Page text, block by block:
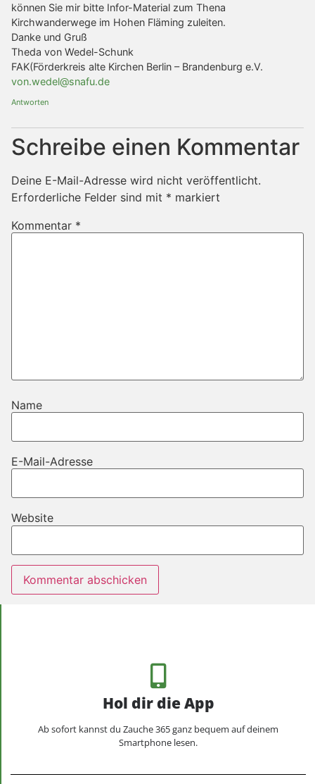
können Sie mir bitte Infor-Material zum Thena
Kirchwanderwege im Hohen Fläming zuleiten.
Danke und Gruß
Theda von Wedel-Schunk
FAK(Förderkreis alte Kirchen Berlin – Brandenburg e.V.
von.wedel@snafu.de
Antworten
Schreibe einen Kommentar
Deine E-Mail-Adresse wird nicht veröffentlicht.
Erforderliche Felder sind mit * markiert
Kommentar *
Name
E-Mail-Adresse
Website
Hol dir die App
Ab sofort kannst du Zauche 365 ganz bequem auf deinem
Smartphone lesen.